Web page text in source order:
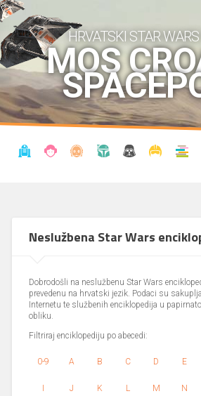
HRVATSKI STAR
MOS
Neslužbena Star Wars
Dobrodošli na neslužbenu Star Wars
prevedenu na hrvatski jezik. Podaci su
Internetu te službenih enciklopedija u
obliku.
Filtriraj enciklopediju po abecedi:
0-9 A B C D E
I J K L M N